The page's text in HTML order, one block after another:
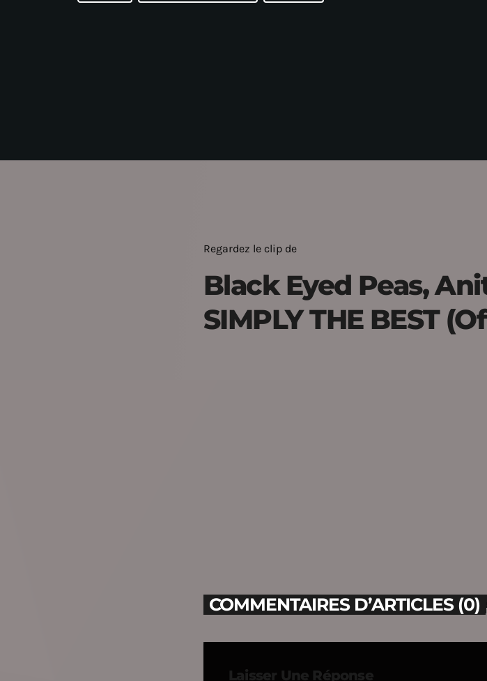
Regardez le clip de
Black Eyed Peas,
SIMPLY THE BEST
COMMENTAIRES D’ARTICLES (0)
Laisser Une Réponse